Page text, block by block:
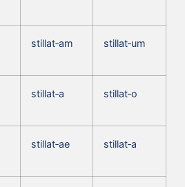
stillat‑am stillat‑um
stillat‑a stillat‑o
stillat‑ae stillat‑a